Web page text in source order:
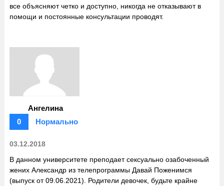
все объясняют четко и доступно, никогда не отказывают в
помощи и постоянные консультации проводят.
Ангелина
0
Нормально
03.12.2018
В данном университете преподает сексуально озабоченный
жених Александр из телепрограммы Давай Поженимся
(выпуск от 09.06.2021). Родители девочек, будьте крайне